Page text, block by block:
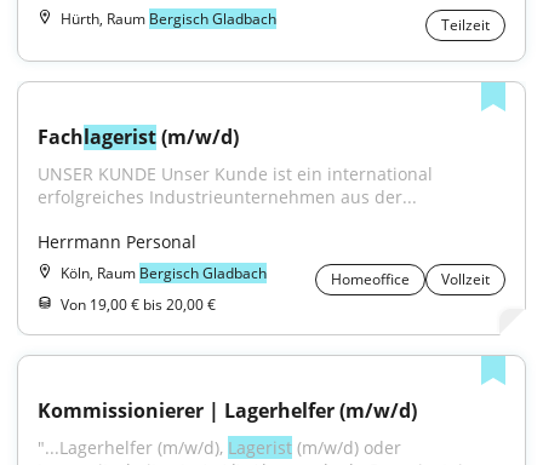
Hürth, Raum Bergisch Gladbach Teilzeit
Fachlagerist (m/w/d)
UNSER KUNDE Unser Kunde ist ein international
erfolgreiches Industrieunternehmen aus der...
Herrmann Personal
Köln, Raum Bergisch Gladbach Homeoffice
Vollzeit
Von 19,00 € bis 20,00 €
Kommissionierer | Lagerhelfer (m/w/d)
"...Lagerhelfer (m/w/d), Lagerist (m/w/d) oder